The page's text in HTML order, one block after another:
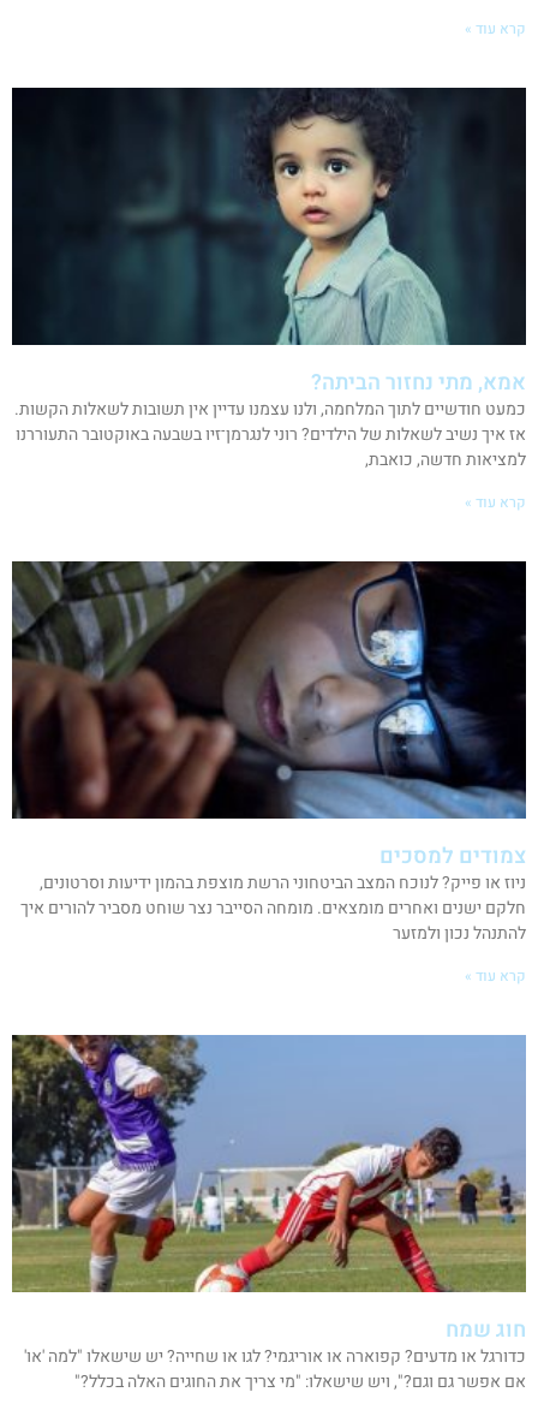
קרא עוד »
אמא, מתי נחזור הביתה?
כמעט חודשיים לתוך המלחמה, ולנו עצמנו עדיין אין תשובות לשאלות הקשות.
אז איך נשיב לשאלות של הילדים? רוני לנגרמן־זיו בשבעה באוקטובר התעוררנו
למציאות חדשה, כואבת,
קרא עוד »
צמודים למסכים
ניוז או פייק? לנוכח המצב הביטחוני הרשת מוצפת בהמון ידיעות וסרטונים,
חלקם ישנים ואחרים מומצאים. מומחה הסייבר נצר שוחט מסביר להורים איך
להתנהל נכון ולמזער
קרא עוד »
חוג שמח
כדורגל או מדעים? קפוארה או אוריגמי? לגו או שחייה? יש שישאלו "למה 'או'
אם אפשר גם וגם?", ויש שישאלו: "מי צריך את החוגים האלה בכלל?"